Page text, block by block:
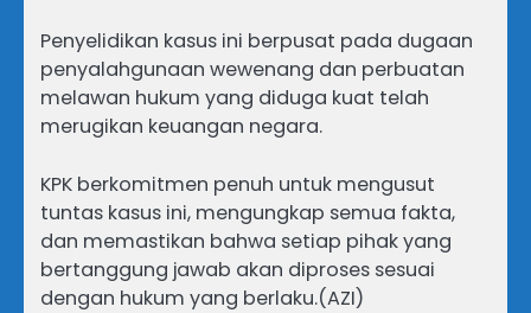
Penyelidikan kasus ini berpusat pada dugaan
penyalahgunaan wewenang dan perbuatan
melawan hukum yang diduga kuat telah
merugikan keuangan negara.
KPK berkomitmen penuh untuk mengusut
tuntas kasus ini, mengungkap semua fakta,
dan memastikan bahwa setiap pihak yang
bertanggung jawab akan diproses sesuai
dengan hukum yang berlaku.(AZI)